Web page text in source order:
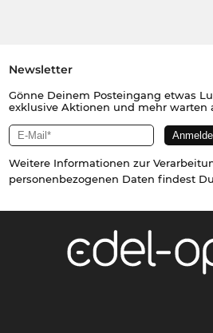
Newsletter
Gönne Deinem Posteingang etwas
exklusive Aktionen und mehr warten
Weitere Informationen zur
personenbezogenen Daten findest Du